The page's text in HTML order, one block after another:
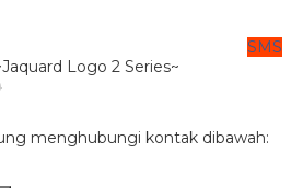
SMS
Logo 2 Series~
menghubungi kontak dibawah: